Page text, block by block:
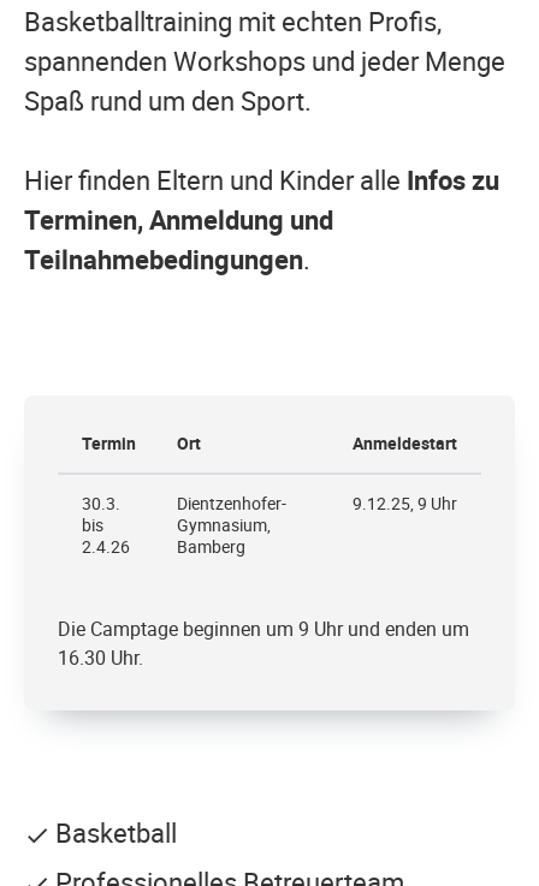
Basketballtraining mit echten Profis,
spannenden Workshops und jeder Menge
Spaß rund um den Sport.
Hier finden Eltern und Kinder alle Infos zu
Terminen, Anmeldung und
Teilnahmebedingungen.
Termin Ort Anmeldestart
30.3.
bis
2.4.26
Dientzenhofer-
Gymnasium,
Bamberg
9.12.25, 9 Uhr
Die Camptage beginnen um 9 Uhr und enden um
16.30 Uhr.
Basketball